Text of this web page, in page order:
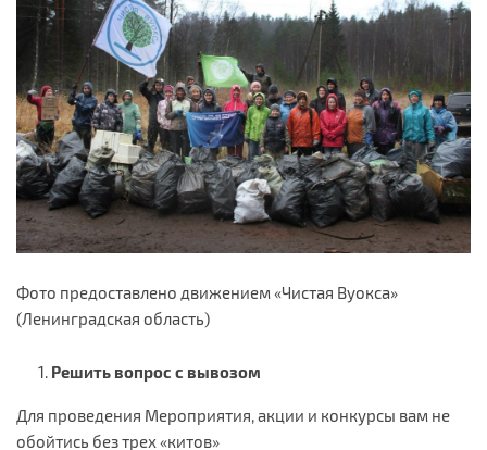
Фото предоставлено движением «Чистая Вуокса»
(Ленинградская область)
Решить вопрос с вывозом
Для проведения Мероприятия, акции и конкурсы вам не
обойтись без трех «китов»